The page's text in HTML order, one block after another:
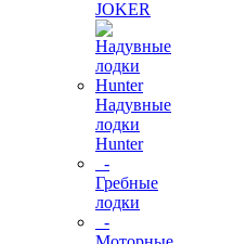
JOKER
Надувные
лодки
Hunter
-
Гребные
лодки
-